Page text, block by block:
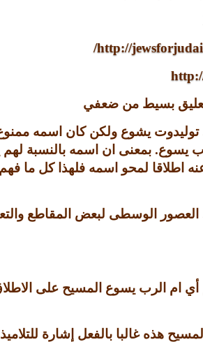
http://
بسيط من ضعفي
يشوع ولكن كان اسمه
يسوع. بمعنى ان اسمه بالنسبة
اطلاقا لمحو اسمه فلهذا كل ما
الوسطى لبعض المقاطع
أي ام الرب يسوع المسيح على
هذه غالبا بالفعل إشارة